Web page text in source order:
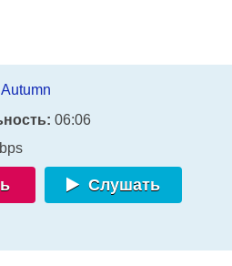
Autumn
06:06
Слушать